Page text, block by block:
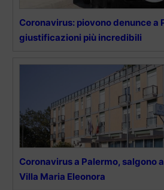
Coronavirus: piovono denunce a
giustificazioni più incredibili
Coronavirus a Palermo, salgono
Villa Maria Eleonora